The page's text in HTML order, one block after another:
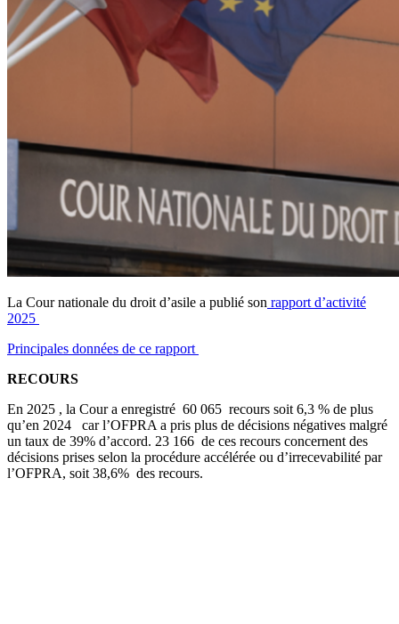
La Cour nationale du droit d’asile a publié son rapport d’activité
2025
Principales données de ce rapport
RECOURS
En 2025 , la Cour a enregistré 60 065 recours soit 6,3 % de plus
qu’en 2024 car l’OFPRA a pris plus de décisions négatives malgré
un taux de 39% d’accord. 23 166 de ces recours concernent des
décisions prises selon la procédure accélérée ou d’irrecevabilité par
l’OFPRA, soit 38,6% des recours.